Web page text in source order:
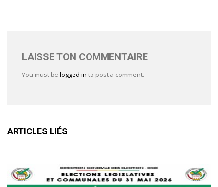
LAISSE TON COMMENTAIRE
You must be logged in to post a comment.
ARTICLES LIÉS